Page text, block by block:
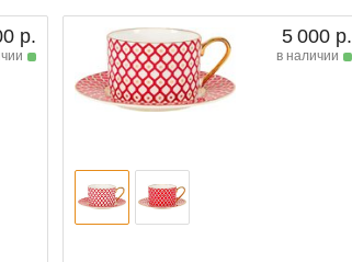
р. 5 000 р.
в наличии